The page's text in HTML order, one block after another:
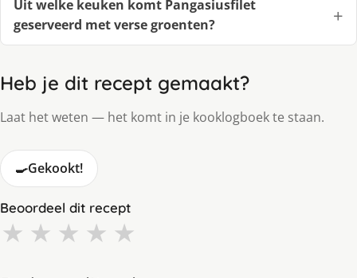
Uit welke keuken komt Pangasiusfilet
geserveerd met verse groenten?
Heb je dit recept gemaakt?
Laat het weten — het komt in je kooklogboek te staan.
🍳Gekookt!
Beoordeel dit recept
★ ★ ★ ★ ★